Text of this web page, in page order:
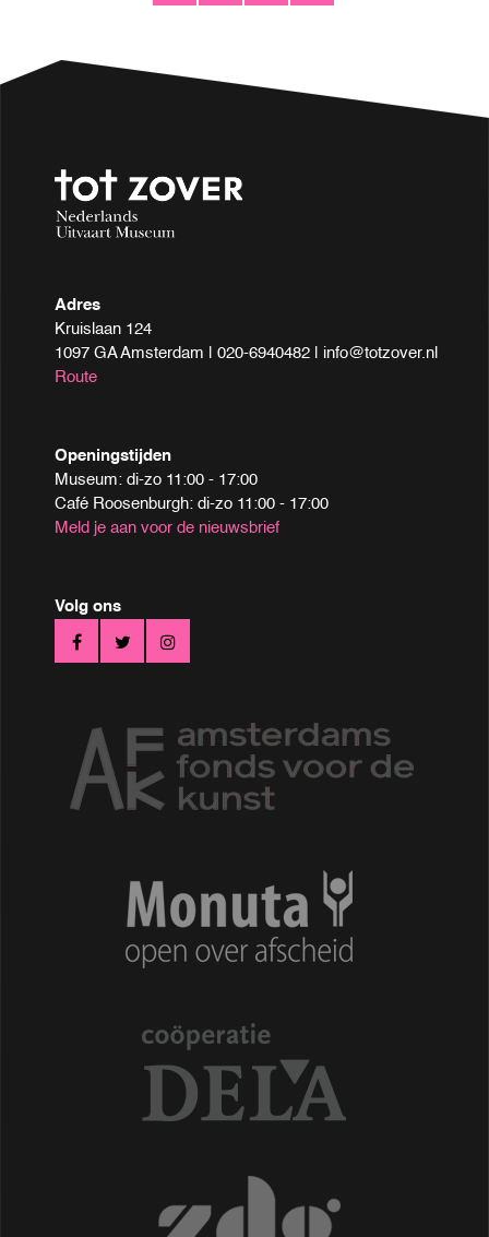
Adres
Kruislaan 124
1097 GA Amsterdam | 020-6940482 | info@totzover.nl
Route
Openingstijden
Museum: di-zo 11:00 - 17:00
Café Roosenburgh: di-zo 11:00 - 17:00
Meld je aan voor de nieuwsbrief
Volg ons